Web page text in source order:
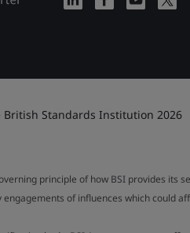
British Standards Institution 2026
principle of how BSI provides its
of influences which could